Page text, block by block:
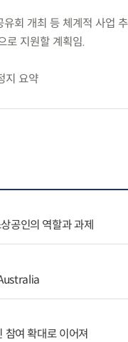
회 개최 등 체계적 사업
로 지원할 계획임.
지 요약
공인의 역할과 과제
참여 확대로 이어져